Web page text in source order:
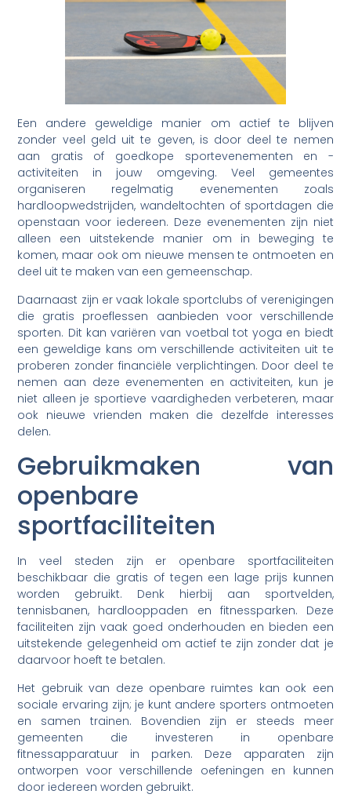
Een andere geweldige manier om actief te blijven
zonder veel geld uit te geven, is door deel te nemen
aan gratis of goedkope sportevenementen en -
activiteiten in jouw omgeving. Veel gemeentes
organiseren regelmatig evenementen zoals
hardloopwedstrijden, wandeltochten of sportdagen die
openstaan voor iedereen. Deze evenementen zijn niet
alleen een uitstekende manier om in beweging te
komen, maar ook om nieuwe mensen te ontmoeten en
deel uit te maken van een gemeenschap.
Daarnaast zijn er vaak lokale sportclubs of verenigingen
die gratis proeflessen aanbieden voor verschillende
sporten. Dit kan variëren van voetbal tot yoga en biedt
een geweldige kans om verschillende activiteiten uit te
proberen zonder financiële verplichtingen. Door deel te
nemen aan deze evenementen en activiteiten, kun je
niet alleen je sportieve vaardigheden verbeteren, maar
ook nieuwe vrienden maken die dezelfde interesses
delen.
Gebruikmaken van
openbare
sportfaciliteiten
In veel steden zijn er openbare sportfaciliteiten
beschikbaar die gratis of tegen een lage prijs kunnen
worden gebruikt. Denk hierbij aan sportvelden,
tennisbanen, hardlooppaden en fitnessparken. Deze
faciliteiten zijn vaak goed onderhouden en bieden een
uitstekende gelegenheid om actief te zijn zonder dat je
daarvoor hoeft te betalen.
Het gebruik van deze openbare ruimtes kan ook een
sociale ervaring zijn; je kunt andere sporters ontmoeten
en samen trainen. Bovendien zijn er steeds meer
gemeenten die investeren in openbare
fitnessapparatuur in parken. Deze apparaten zijn
ontworpen voor verschillende oefeningen en kunnen
door iedereen worden gebruikt.